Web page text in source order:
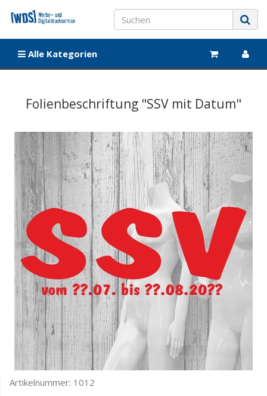
Alle Kategorien
Folienbeschriftung "SSV mit Datum"
Artikelnummer: 1012